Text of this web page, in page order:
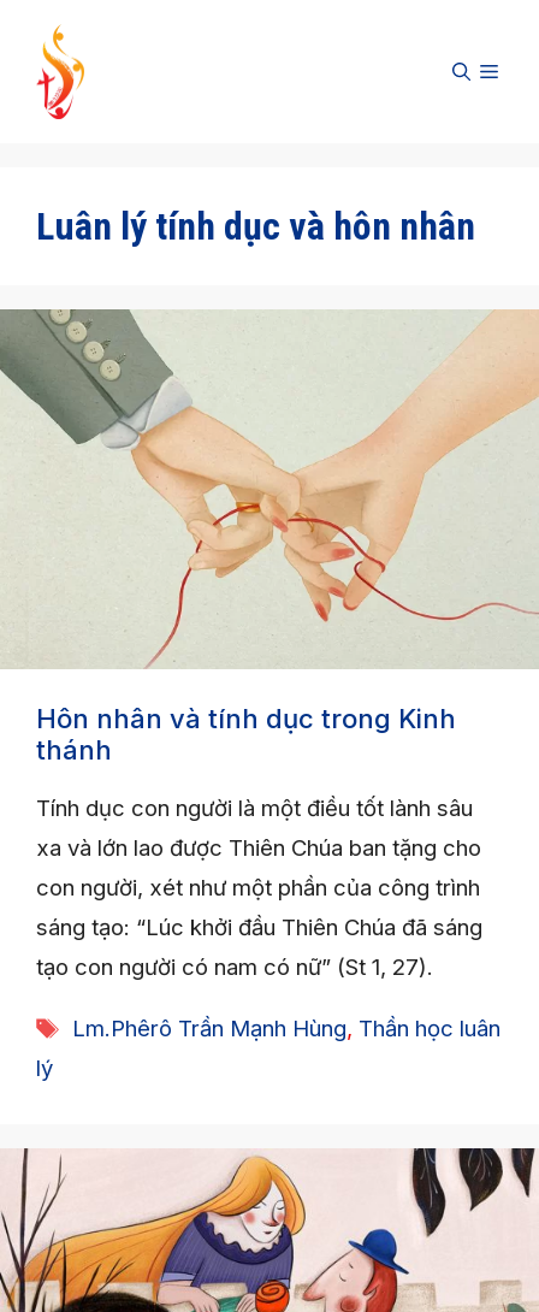
content
Luân lý tính dục và hôn nhân
Hôn nhân và tính dục trong Kinh
thánh
Tính dục con người là một điều tốt lành sâu
xa và lớn lao được Thiên Chúa ban tặng cho
con người, xét như một phần của công trình
sáng tạo: “Lúc khởi đầu Thiên Chúa đã sáng
tạo con người có nam có nữ” (St 1, 27).
Tags
Lm.Phêrô Trần Mạnh Hùng, Thần học luân
lý